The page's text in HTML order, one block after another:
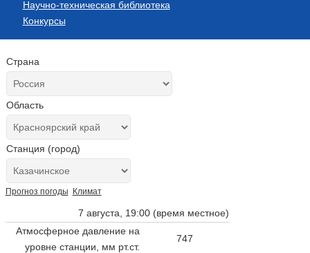
Научно-техническая библиотека
Конкурсы
Страна
Область
Станция (город)
Прогноз погоды Климат
7 августа, 19:00 (время местное)
Атмосферное давление на
уровне станции, мм рт.ст.
747